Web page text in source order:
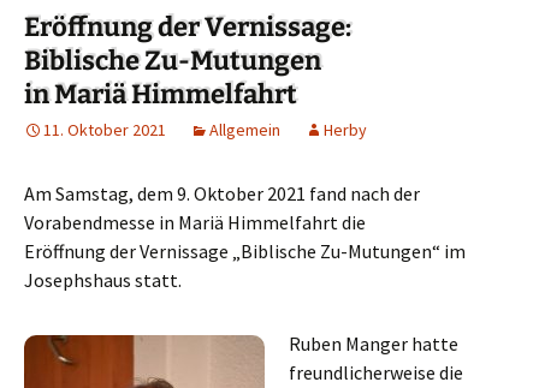
Eröffnung der Vernissage:
Biblische Zu-Mutungen
in Mariä Himmelfahrt
11. Oktober 2021 Allgemein Herby
Am Samstag, dem 9. Oktober 2021 fand nach der
Vorabendmesse in Mariä Himmelfahrt die
Eröffnung der Vernissage „Biblische Zu-Mutungen“ im
Josephshaus statt.
Ruben Manger hatte
freundlicherweise die